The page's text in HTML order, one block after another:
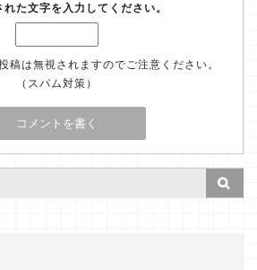
れた文字を入力してください。
稿は無視されますのでご注意ください。
（スパム対策）